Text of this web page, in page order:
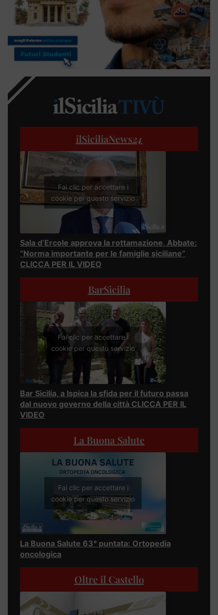
ilSiciliaNews24
Fai clic per accettare i
cookie per questo servizio
Sala d’Ercole approva la rottamazione, Abbate:
“Norma importante per le famiglie siciliane”
CLICCA PER IL VIDEO
BarSicilia
Fai clic per accettare i
cookie per questo servizio
Bar Sicilia, a Ispica la sfida per il futuro passa
dal nuovo governo della città CLICCA PER IL
VIDEO
La Buona Salute
Fai clic per accettare i
cookie per questo servizio
La Buona Salute 63° puntata: Ortopedia
oncologica
Oltre il Castello